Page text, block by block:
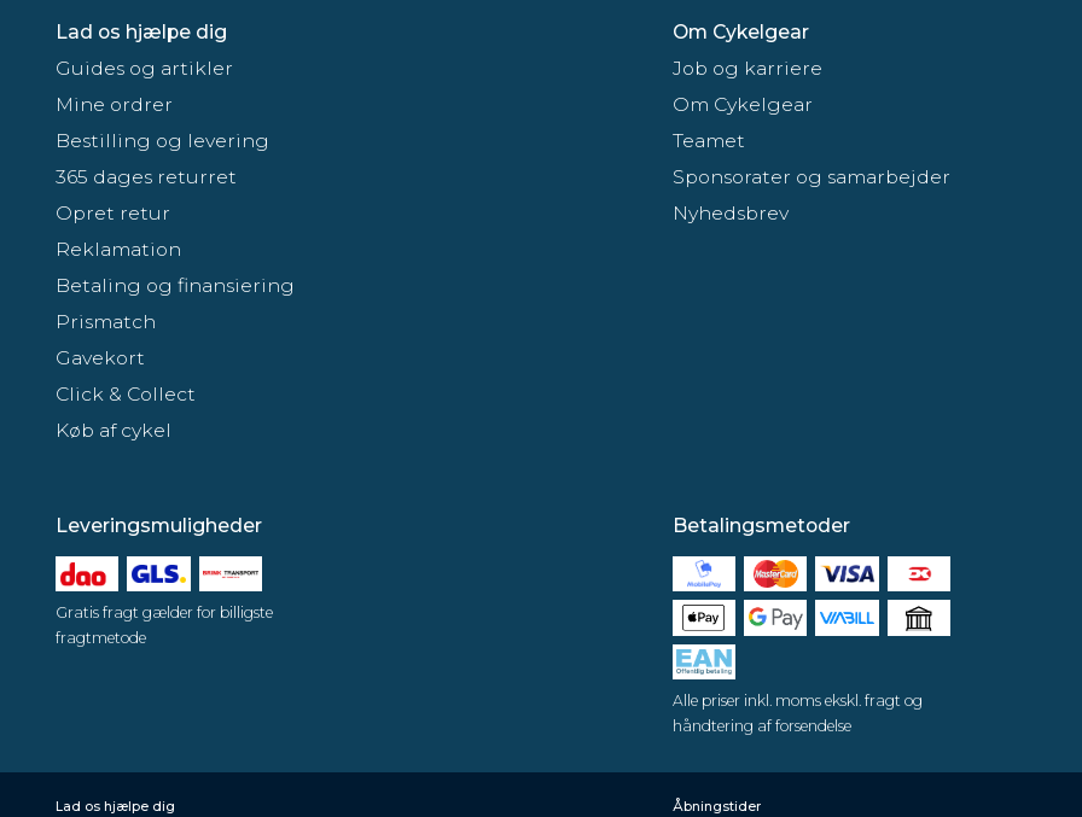
Lad os hjælpe dig
Guides og artikler
Mine ordrer
Bestilling og levering
365 dages returret
Opret retur
Reklamation
Betaling og finansiering
Prismatch
Gavekort
Click & Collect
Køb af cykel
Om Cykelgear
Job og karriere
Om Cykelgear
Teamet
Sponsorater og samarbejder
Nyhedsbrev
Leveringsmuligheder
Gratis fragt gælder for billigste
fragtmetode
Betalingsmetoder
Alle priser inkl. moms ekskl. fragt og
håndtering af forsendelse
Lad os hjælpe dig Åbningstider